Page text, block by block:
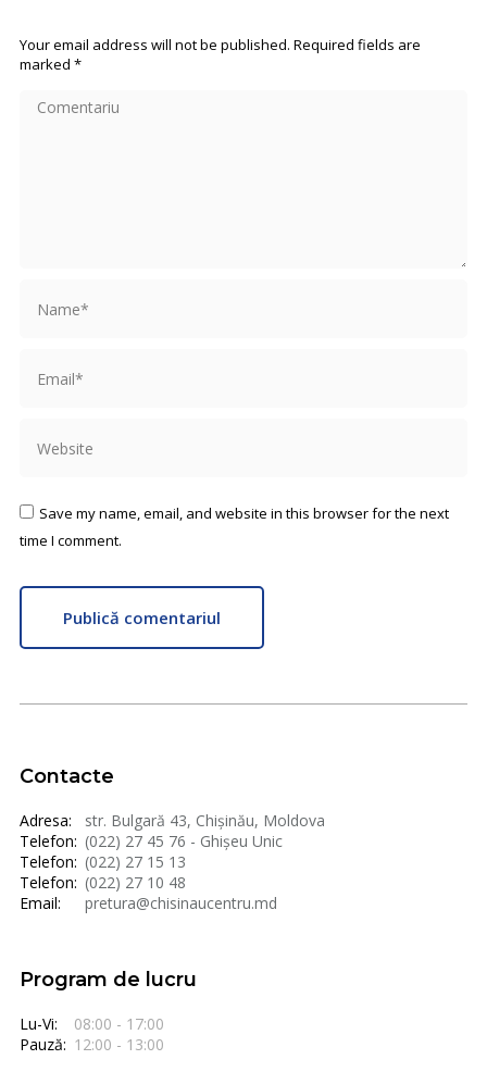
Your email address will not be published. Required fields are
marked *
Comentariu
Save my name, email, and website in this browser for the next
time I comment.
Publică comentariul
Contacte
Adresa:
str. Bulgară 43, Chișinău, Moldova
Telefon: (022) 27 45 76 - Ghișeu Unic
Telefon: (022) 27 15 13
Telefon: (022) 27 10 48
Email:
pretura@chisinaucentru.md
Program de lucru
Lu-Vi:
08:00 - 17:00
Pauză: 12:00 - 13:00